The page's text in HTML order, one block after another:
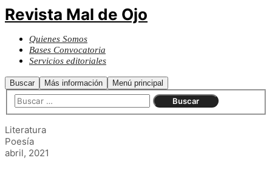
Revista Mal de Ojo
Quienes Somos
Bases Convocatoria
Servicios editoriales
Buscar Más información Menú principal
Literatura
Poesía
abril, 2021